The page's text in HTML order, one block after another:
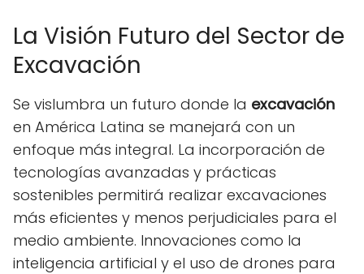
La Visión Futuro del Sector de
Excavación
Se vislumbra un futuro donde la excavación
en América Latina se manejará con un
enfoque más integral. La incorporación de
tecnologías avanzadas y prácticas
sostenibles permitirá realizar excavaciones
más eficientes y menos perjudiciales para el
medio ambiente. Innovaciones como la
inteligencia artificial y el uso de drones para